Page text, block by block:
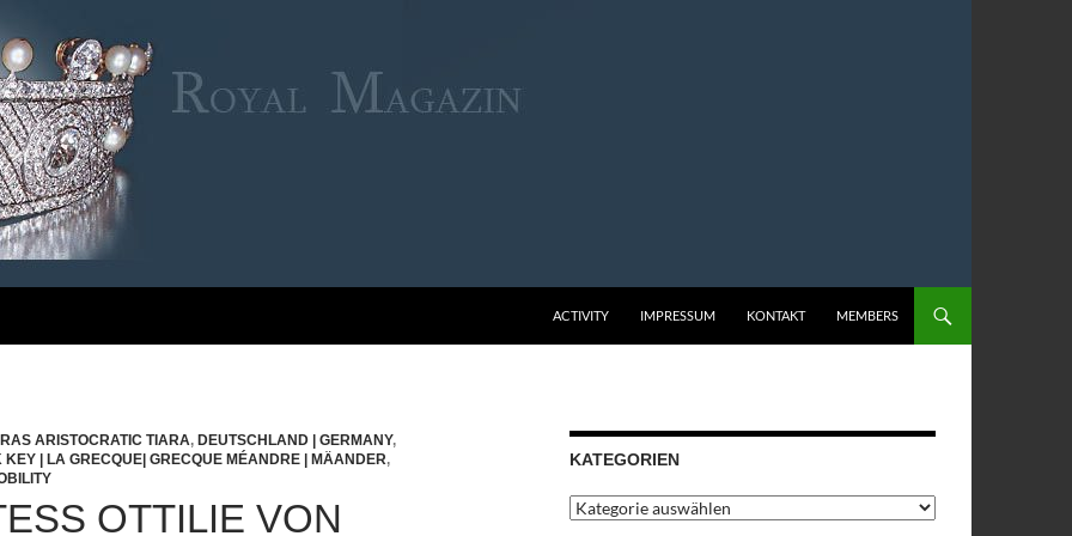
ACTIVITY IMPRESSUM KONTAKT MEMBERS
ARISTOCRATIC TIARA, DEUTSCHLAND | GERMANY,
KEY | LA GRECQUE| GRECQUE MÉANDRE | MÄANDER,
OTTILIE VON
KATEGORIEN
Kategorien